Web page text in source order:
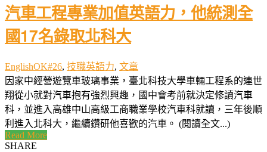
汽車工程專業加值英語力，他統測全
國17名錄取北科大
EnglishOK#26, 技職英語力, 文章
因家中經營遊覽車玻璃事業，臺北科技大學車輛工程系的連世
翔從小就對汽車抱有強烈興趣，國中會考前就決定修讀汽車
科，並進入高雄中山高級工商職業學校汽車科就讀，三年後順
利進入北科大，繼續鑽研他喜歡的汽車。 (閱讀全文...)
Read More
SHARE